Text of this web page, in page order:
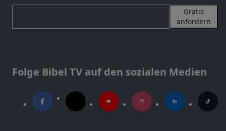
Gratis
anfordern
Folge Bibel TV auf den sozialen Medien